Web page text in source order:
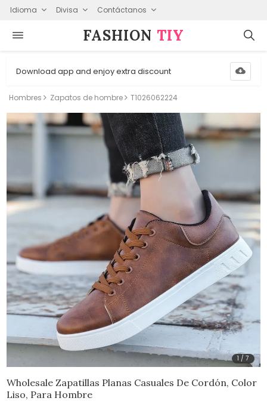
Idioma Divisa Contáctanos
FASHION⁠ TIY
Download app and enjoy extra discount
Hombres Zapatos de hombre T1026062224
1 /7
Wholesale Zapatillas Planas Casuales De Cordón, Color
Liso, Para Hombre